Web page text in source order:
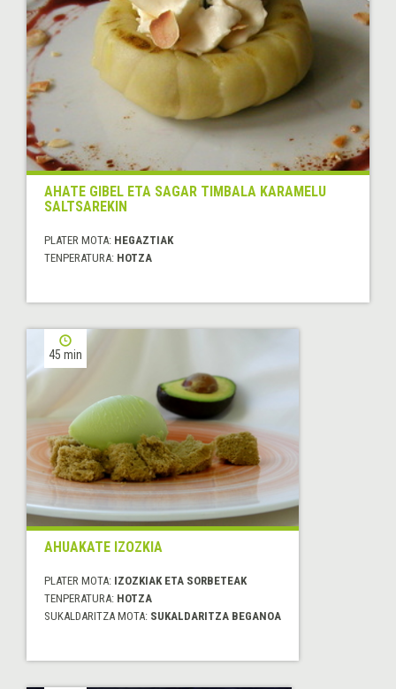
AHATE GIBEL ETA SAGAR TIMBALA KARAMELU
SALTSAREKIN
PLATER MOTA: HEGAZTIAK
TENPERATURA: HOTZA
45 min
AHUAKATE IZOZKIA
PLATER MOTA: IZOZKIAK ETA SORBETEAK
TENPERATURA: HOTZA
SUKALDARITZA MOTA: SUKALDARITZA BEGANOA